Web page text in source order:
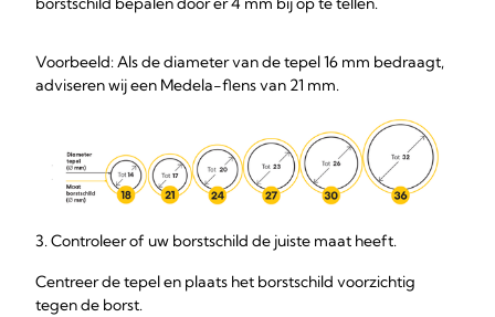
Voorbeeld: Als de diameter van de tepel 16 mm bedraagt,
adviseren wij een Medela-flens van 21 mm.
3. Controleer of uw borstschild de juiste maat heeft.
Centreer de tepel en plaats het borstschild voorzichtig
tegen de borst.